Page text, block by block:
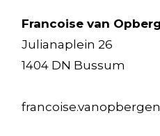
Francoise van
Julianaplein 26
1404 DN Bussum